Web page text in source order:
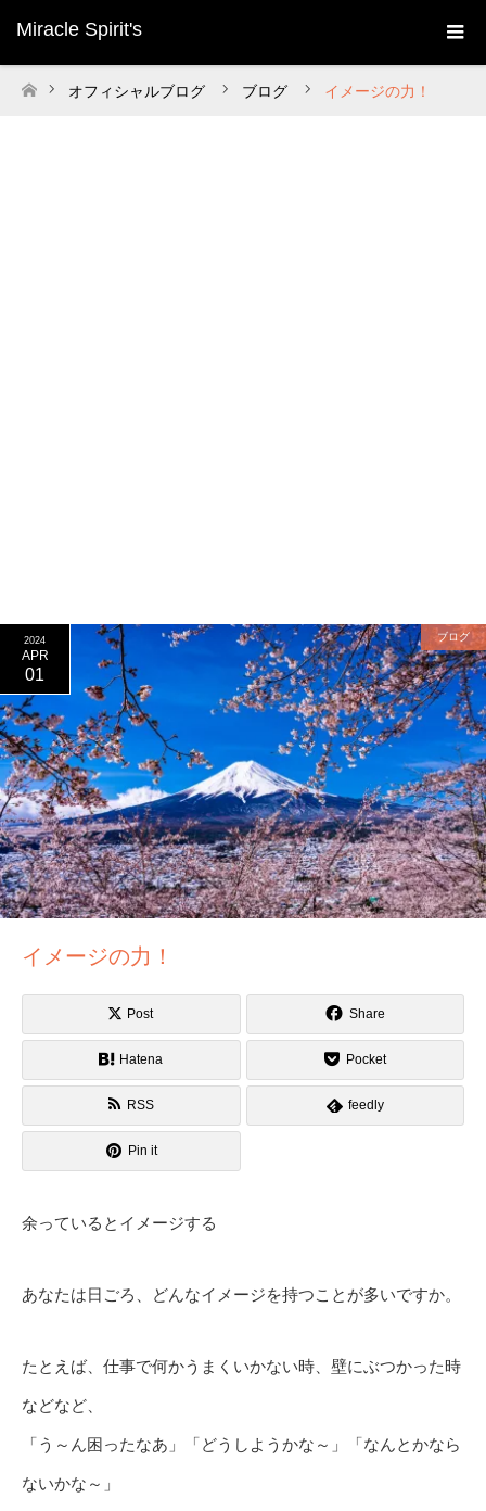
Miracle Spirit's
ホーム
オフィシャルブログ ブログ イメージの力！
2024
APR
01
ブログ
イメージの力！
Post Share
Hatena Pocket
RSS feedly
Pin it
余っているとイメージする
あなたは日ごろ、どんなイメージを持つことが多いですか。
たとえば、仕事で何かうまくいかない時、壁にぶつかった時
などなど、
「う～ん困ったなあ」「どうしようかな～」「なんとかなら
ないかな～」